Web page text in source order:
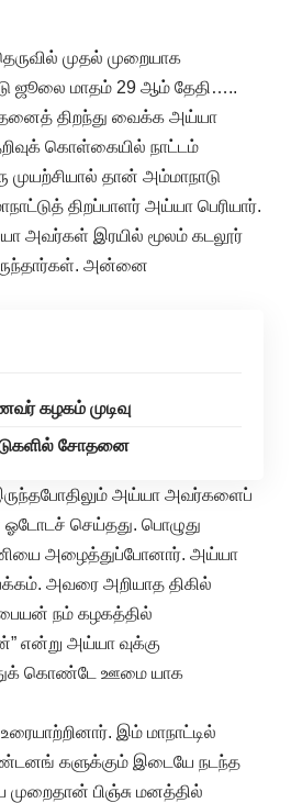
முதல் முறையாக
ஜூலை மாதம் 29 ஆம் தேதி…..
அதனைத் திறந்து வைக்க அய்யா
கொள்கையில் நாட்டம்
தான் அம்மாநாடு
திறப்பாளர் அய்யா பெரியார்.
அவர்கள் இரயில் மூலம் கடலூர்
அன்னை
கழகம் முடிவு
சோதனை
அய்யா அவர்களைப்
ஓடோடச் செய்தது. பொழுது
அழைத்துப்போனார். அய்யா
அவரை அறியாத திகில்
நம் கழகத்தில்
என்று அய்யா வுக்கு
கொண்டே ஊமை யாக
இம் மாநாட்டில்
கண்டனங் களுக்கும் இடையே நடந்த
பிஞ்சு மனத்தில்